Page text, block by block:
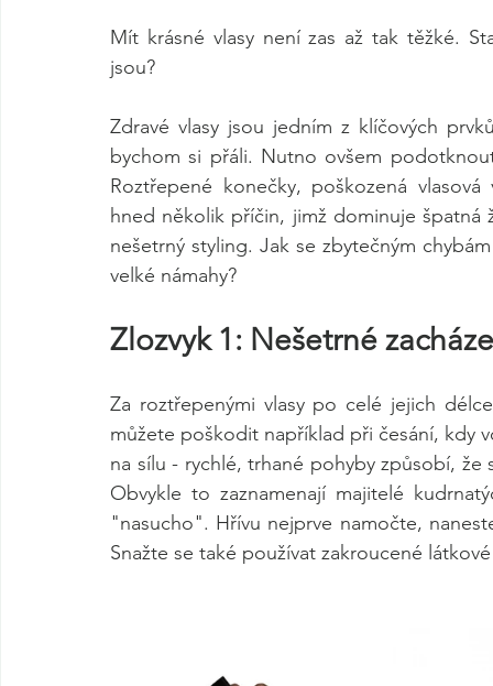
Mít krásné vlasy není zas až tak těžké.
jsou?
Zdravé vlasy jsou jedním z klíčových
bychom si přáli. Nutno ovšem
Roztřepené konečky, poškozená
hned několik příčin, jimž dominuje špatná
nešetrný styling. Jak se zbytečným
velké námahy?
Zlozvyk 1: Nešetrné
Za roztřepenými vlasy po celé jejich
můžete poškodit například při česání, kdy
na sílu - rychlé, trhané pohyby způsobí,
Obvykle to zaznamenají majitelé
"nasucho". Hřívu nejprve namočte,
Snažte se také používat zakroucené